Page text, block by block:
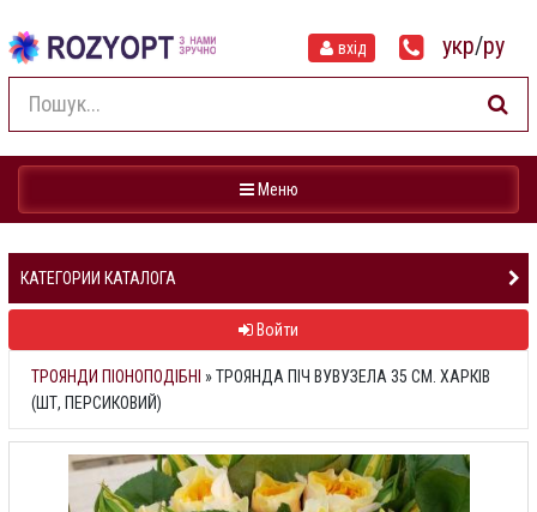
вхід укр/ру
Навігація
Меню
КАТЕГОРИИ КАТАЛОГА
Войти
ТРОЯНДИ ПІОНОПОДІБНІ »ТРОЯНДА ПІЧ ВУВУЗЕЛА 35 СМ. ХАРКІВ
(ШТ, ПЕРСИКОВИЙ)